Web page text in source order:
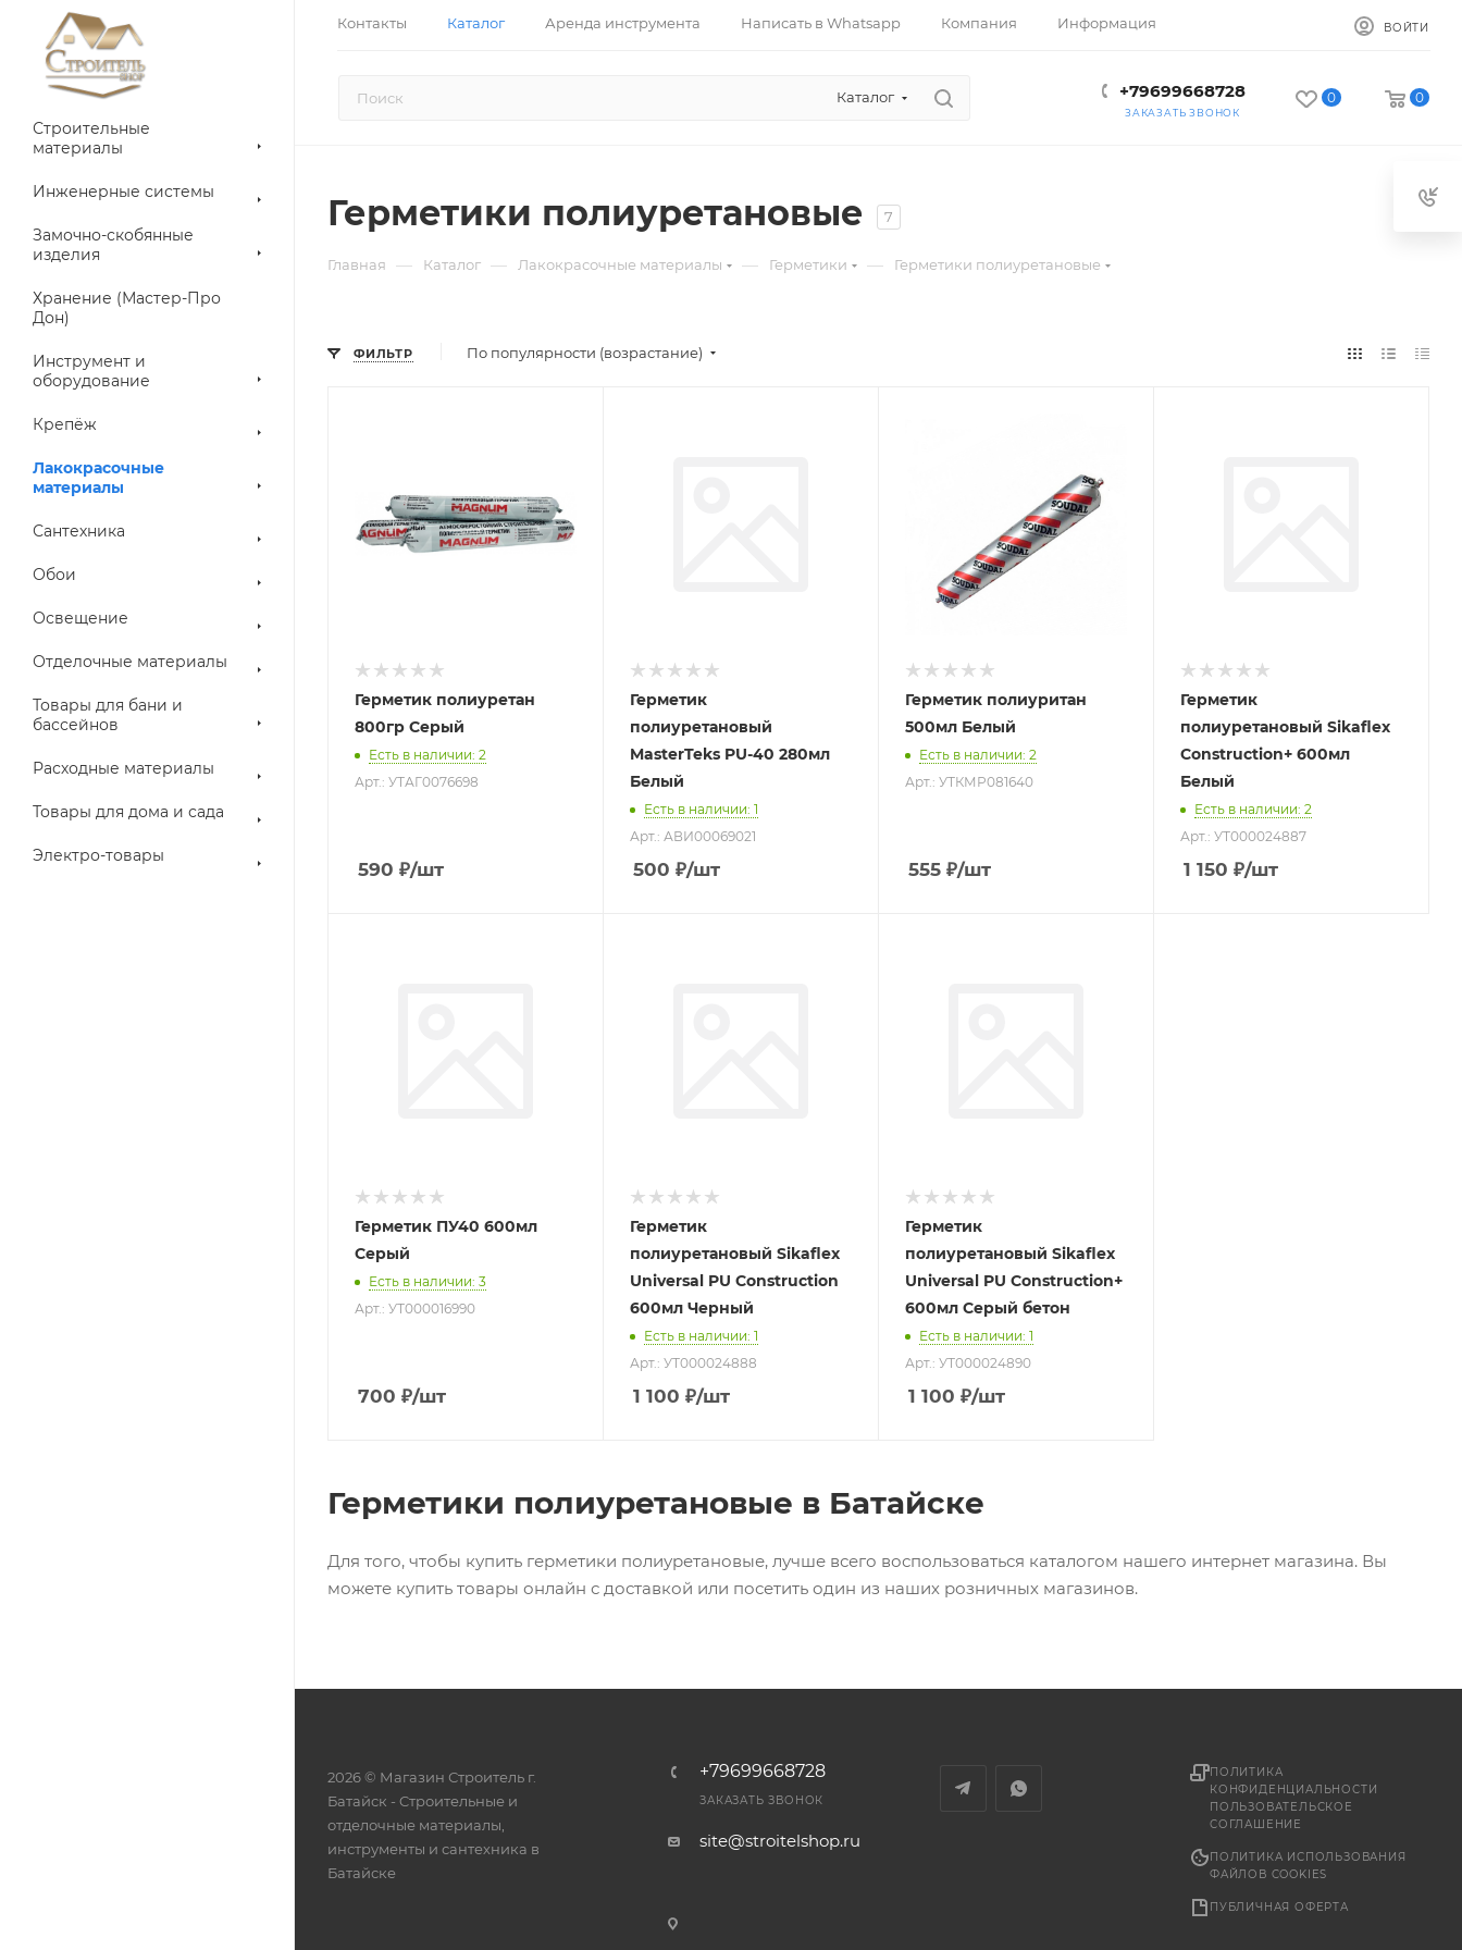
Контакты Каталог Аренда инструмента Написать в Whatsapp Компания Информация ВОЙТИ
Каталог +79699668728
ЗАКАЗАТЬ ЗВОНОК
0 0
Строительные
материалы
Инженерные системы
Замочно-скобянные
изделия
Хранение (Мастер-Про
Дон)
Инструмент и
оборудование
Крепёж
Лакокрасочные
материалы
Сантехника
Обои
Освещение
Отделочные материалы
Товары для бани и
бассейнов
Расходные материалы
Товары для дома и сада
Электро-товары
Герметики полиуретановые 7
Главная — Каталог — Лакокрасочные материалы — Герметики — Герметики полиуретановые
ФИЛЬТР По популярности (возрастание)
Герметик полиуретан
800гр Серый
Есть в наличии: 2
Арт.: УТАГ0076698
590 ₽/шт
Герметик
полиуретановый
MasterTeks PU-40 280мл
Белый
Есть в наличии: 1
Арт.: АВИ00069021
500 ₽/шт
Герметик полиуритан
500мл Белый
Есть в наличии: 2
Арт.: УТКМР081640
555 ₽/шт
Герметик
полиуретановый Sikaflex
Construction+ 600мл
Белый
Есть в наличии: 2
Арт.: УТ000024887
1 150 ₽/шт
Герметик ПУ40 600мл
Серый
Есть в наличии: 3
Арт.: УТ000016990
700 ₽/шт
Герметик
полиуретановый Sikaflex
Universal PU Construction
600мл Черный
Есть в наличии: 1
Арт.: УТ000024888
1 100 ₽/шт
Герметик
полиуретановый Sikaflex
Universal PU Construction+
600мл Серый бетон
Есть в наличии: 1
Арт.: УТ000024890
1 100 ₽/шт
Герметики полиуретановые в Батайске
Для того, чтобы купить герметики полиуретановые, лучше всего воспользоваться каталогом нашего интернет магазина. Вы
можете купить товары онлайн с доставкой или посетить один из наших розничных магазинов.
2026 © Магазин Строитель г.
Батайск - Cтроительные и
отделочные материалы,
инструменты и сантехника в
Батайске
+79699668728
ЗАКАЗАТЬ ЗВОНОК
site@stroitelshop.ru
ПОЛИТИКА
КОНФИДЕНЦИАЛЬНОСТИ
ПОЛЬЗОВАТЕЛЬСКОЕ
СОГЛАШЕНИЕ
ПОЛИТИКА ИСПОЛЬЗОВАНИЯ
ФАЙЛОВ COOKIES
ПУБЛИЧНАЯ ОФЕРТА